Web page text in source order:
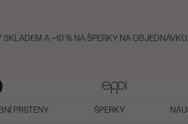
SKLADEM A −10 % NA ŠPERKY NA
PRSTENY ŠPERKY